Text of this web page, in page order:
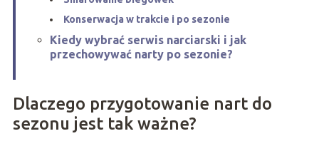
Konserwacja w trakcie i po sezonie
Kiedy wybrać serwis narciarski i jak
przechowywać narty po sezonie?
Dlaczego przygotowanie nart do
sezonu jest tak ważne?